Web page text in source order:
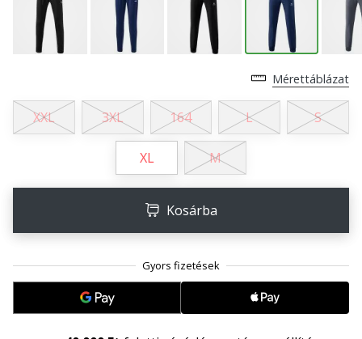
technikai
újdonságokat
megéri…
3 perces olvasási idő
a
márkánk
nagykövete
Te
Mérettáblázat
XXL 3XL 164 L S
XL M
Kosárba